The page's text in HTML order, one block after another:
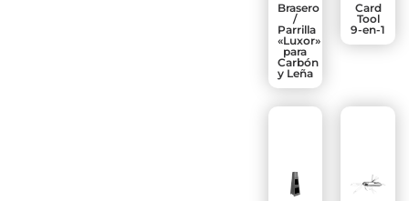
Brasero
/
Parrilla
«Luxor»
para
Carbón
y Leña
Card
Tool
9-en-1